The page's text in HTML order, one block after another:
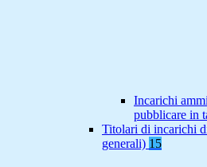
Incarichi
pubblicare in
Titolari di incarichi
generali) 15